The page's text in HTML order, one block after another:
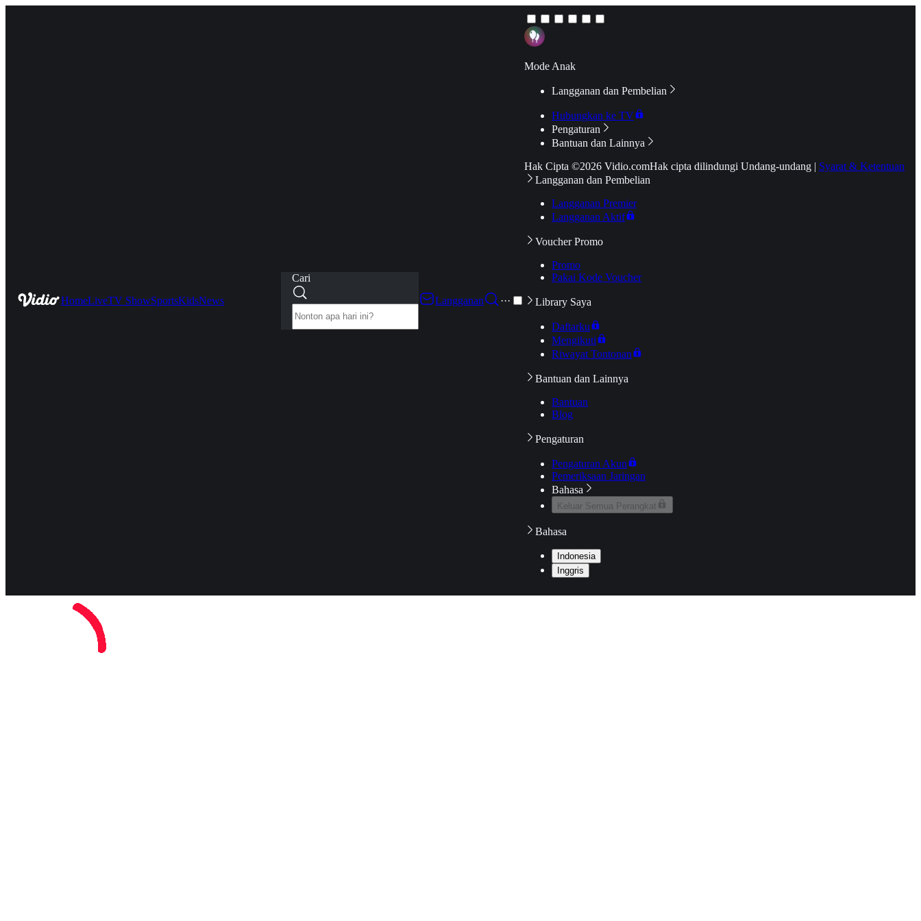
HomeLiveTV ShowSportsKidsNews
Cari
Langganan
···
Mode Anak
Langganan dan Pembelian
Hubungkan ke TV
Pengaturan
Bantuan dan Lainnya
Hak Cipta ©2026 Vidio.comHak cipta dilindungi Undang-undang | Syarat & Ketentuan
Langganan dan Pembelian
Langganan Premier
Langganan Aktif
Voucher Promo
Promo
Pakai Kode Voucher
Library Saya
Daftarku
Mengikuti
Riwayat Tontonan
Bantuan dan Lainnya
Bantuan
Blog
Pengaturan
Pengaturan Akun
Pemeriksaan Jaringan
Bahasa
Keluar Semua Perangkat
Bahasa
Indonesia
Inggris